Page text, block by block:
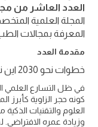
العدد العاشر من
المجلة العلمية
المعرفة بمجالات
مقدمة العدد
خطوات نحو 2030 اين نحن في الخليج العربي مقارنة بالعالم
في ظل التسارع
كونه حجر الزاوية كأبرز
العلوم والتقنيات
وزيادة عمره